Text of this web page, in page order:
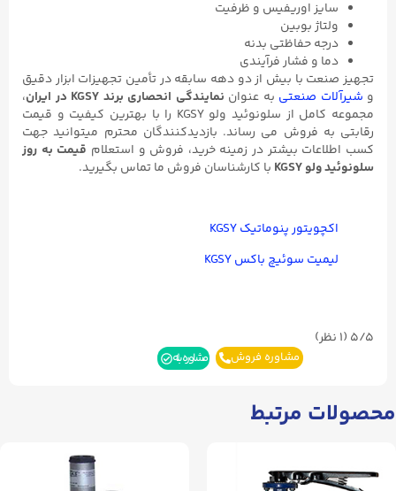
سایز اوریفیس و ظرفیت
ولتاژ بوبین
درجه حفاظتی بدنه
دما و فشار فرآیندی
تجهیز صنعت با بیش از دو دهه سابقه در تأمین تجهیزات ابزار دقیق
و شیرآلات صنعتی به‌ عنوان نمایندگی انحصاری برند KGSY در ایران
،
مجموعه کامل از سلونوئید ولو KGSY را با بهترین کیفیت و قیمت
رقابتی به فروش می رساند. بازدیدکنندگان محترم میتوانید جهت
کسب اطلاعات بیشتر در زمینه خرید، فروش و استعلام قیمت به روز
سلونوئید ولو KGSY
با کارشناسان فروش ما تماس بگیرید.
اکچویتور پنوماتیک KGSY
لیمیت سوئیچ باکس KGSY
5/5 (۱ نظر)
مشاوره فروش مشاوره بله
محصولات مرتبط